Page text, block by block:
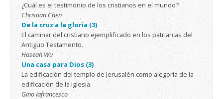
¿Cuál es el testimonio de los cristianos en el mundo?
Christian Chen
De la cruz a la gloria (3)
El caminar del cristiano ejemplificado en los patriarcas del
Antiguo Testamento.
Hoseah Wu
Una casa para Dios (3)
La edificación del templo de Jerusalén como alegoría de la
edificación de la iglesia.
Gino Iafrancesco